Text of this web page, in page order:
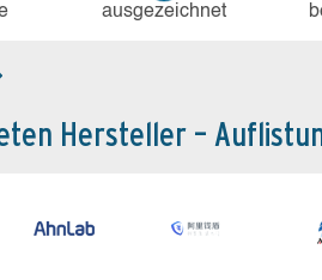
aus­ge­zeich­net
Hersteller –